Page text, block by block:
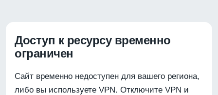
Доступ к ресурсу временно
ограничен
Сайт временно недоступен для вашего региона,
либо вы используете VPN. Отключите VPN и